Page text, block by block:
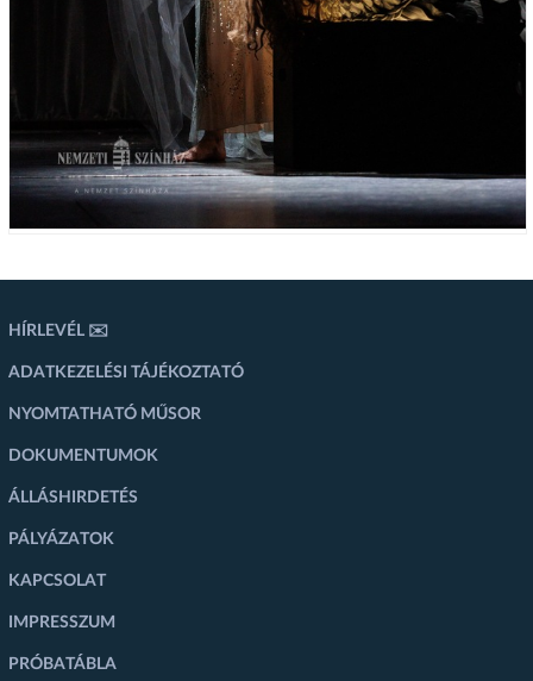
HÍRLEVÉL ✉️
ADATKEZELÉSI TÁJÉKOZTATÓ
NYOMTATHATÓ MŰSOR
DOKUMENTUMOK
ÁLLÁSHIRDETÉS
PÁLYÁZATOK
KAPCSOLAT
IMPRESSZUM
PRÓBATÁBLA